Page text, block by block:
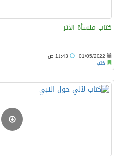
كتاب منسأة الأثر
01/05/2022
كتب